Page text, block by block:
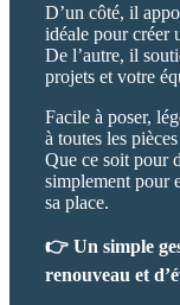
D’un côté, il
idéale pour créer
De l’autre, il
projets et votre
Facile à poser,
à toutes les
Que ce soit pour
simplement pour
sa place.
👉 Un simple
renouveau et